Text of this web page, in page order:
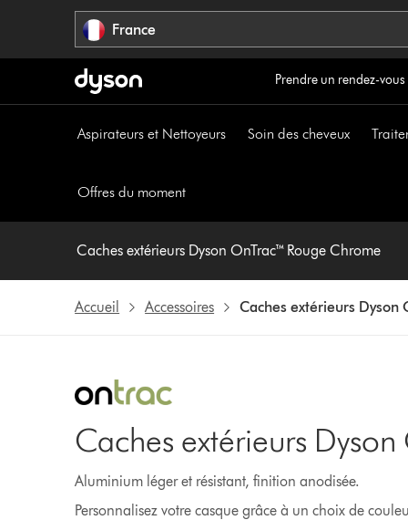
France
Prendre un rendez-vous
Aspirateurs et Nettoyeurs Soin des cheveux
Offres du moment
Caches extérieurs Dyson OnTrac™ Rouge Chrome
Accueil Accessoires Caches extérieurs Dyson
Caches extérieurs
Aluminium léger et résistant, finition anodisée.
Personnalisez votre casque grâce à un choix de